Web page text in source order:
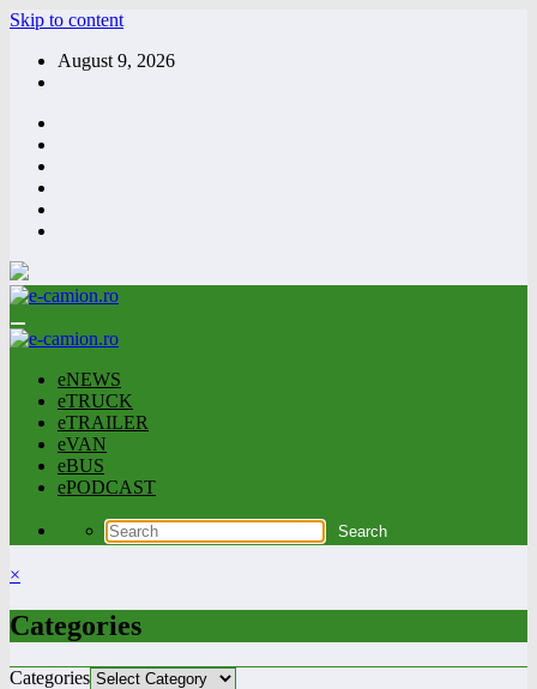
Skip to content
August 9, 2026
eNEWS
eTRUCK
eTRAILER
eVAN
eBUS
ePODCAST
×
Categories
Categories